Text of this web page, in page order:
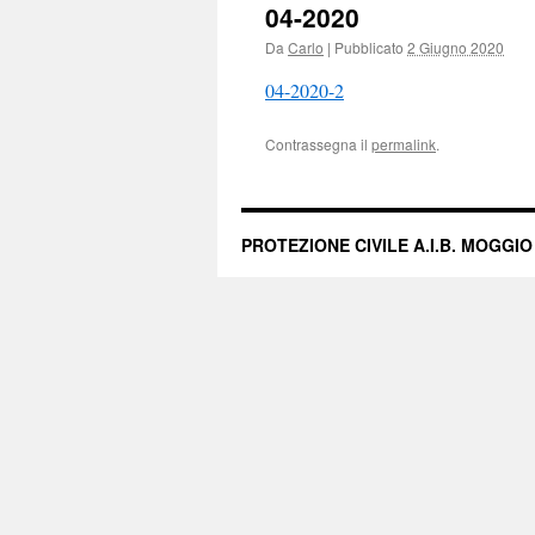
04-2020
Da Carlo | Pubblicato 2 Giugno 2020
04-2020-2
Contrassegna il permalink.
PROTEZIONE CIVILE A.I.B.